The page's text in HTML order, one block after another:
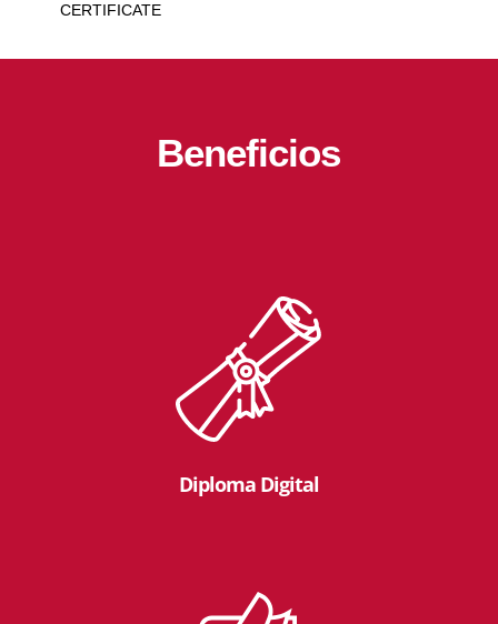
CERTIFICATE
Beneficios
Diploma Digital